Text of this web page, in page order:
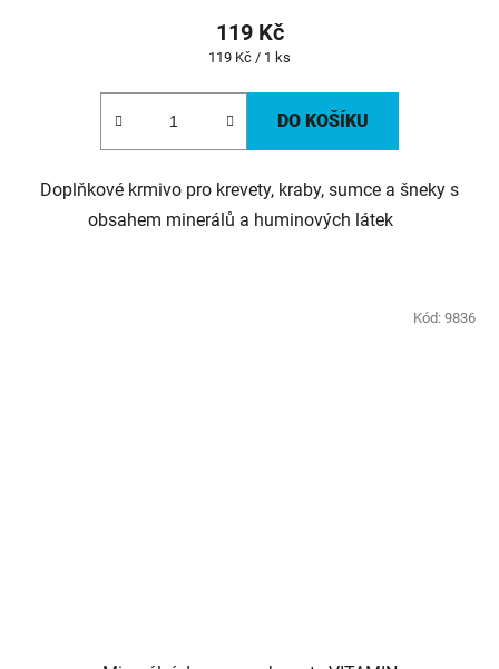
119 Kč
Měrná
119 Kč / 1 ks
DO KOŠÍKU
Doplňkové krmivo pro krevety, kraby, sumce a šneky s
obsahem minerálů a huminových látek
Kód: 9836